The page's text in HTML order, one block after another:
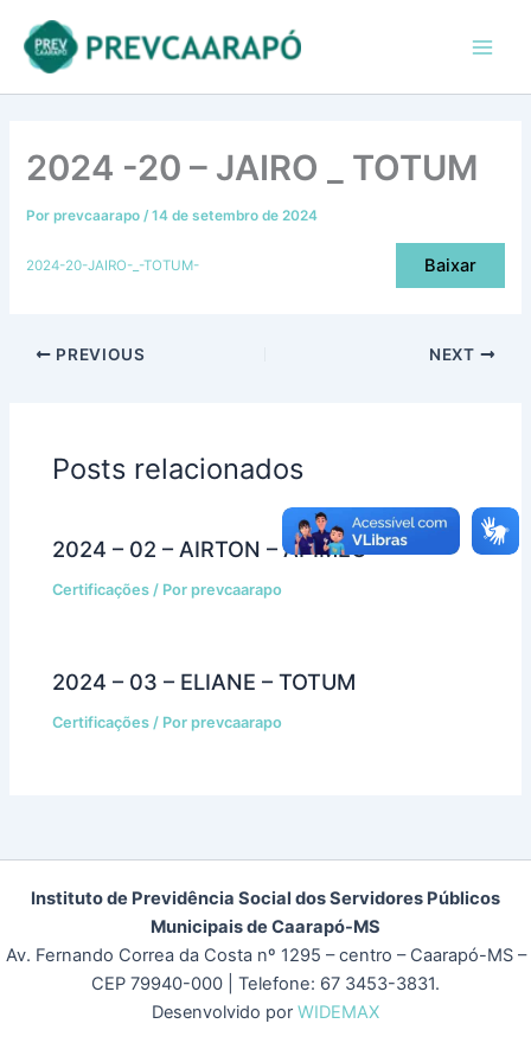
para
conteúdo
2024 -20 – JAIRO _ TOTUM
Porprevcaarapo /14 de setembro de 2024
2024-20-JAIRO-_-TOTUM- Baixar
PREVIOUS NEXT
Posts relacionados
2024 – 02 – AIRTON – APIMEC
Certificações / Porprevcaarapo
2024 – 03 – ELIANE – TOTUM
Certificações / Porprevcaarapo
Instituto de Previdência Social dos Servidores Públicos
Municipais de Caarapó-MS
Av. Fernando Correa da Costa nº 1295 – centro – Caarapó-MS –
CEP 79940-000
| Telefone: 67 3453-3831.
Desenvolvido por WIDEMAX